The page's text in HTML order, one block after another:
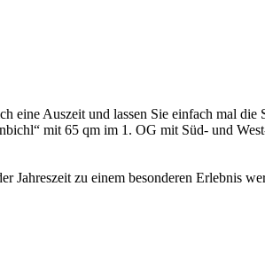
Auszeit und lassen Sie einfach mal die
mit 65 qm im 1. OG mit Süd- und
zu einem besonderen Erlebnis